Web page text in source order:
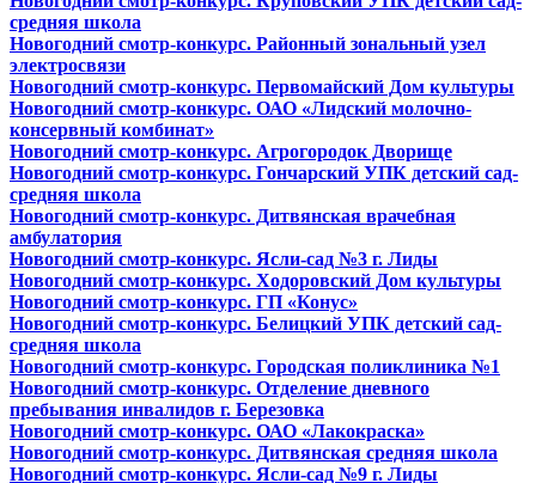
средняя школа
Новогодний смотр-конкурс. Районный зональный узел
электросвязи
Новогодний смотр-конкурс. Первомайский Дом культуры
Новогодний смотр-конкурс. ОАО «Лидский молочно-
консервный комбинат»
Новогодний смотр-конкурс. Агрогородок Дворище
Новогодний смотр-конкурс. Гончарский УПК детский сад-
средняя школа
Новогодний смотр-конкурс. Дитвянская врачебная
амбулатория
Новогодний смотр-конкурс. Ясли-сад №3 г. Лиды
Новогодний смотр-конкурс. Ходоровский Дом культуры
Новогодний смотр-конкурс. ГП «Конус»
Новогодний смотр-конкурс. Белицкий УПК детский сад-
средняя школа
Новогодний смотр-конкурс. Городская поликлиника №1
Новогодний смотр-конкурс. Отделение дневного
пребывания инвалидов г. Березовка
Новогодний смотр-конкурс. ОАО «Лакокраска»
Новогодний смотр-конкурс. Дитвянская средняя школа
Новогодний смотр-конкурс. Ясли-сад №9 г. Лиды